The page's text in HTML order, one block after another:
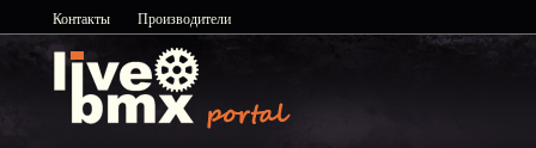
Контакты Производители